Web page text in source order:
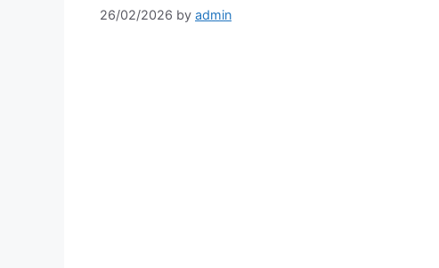
26/02/2026 by admin